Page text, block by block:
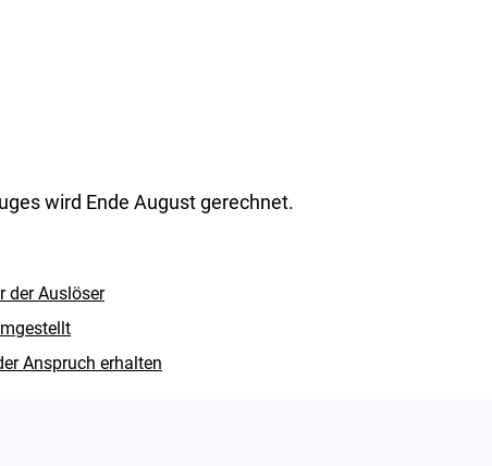
wird Ende August gerechnet.
der Auslöser
Anspruch erhalten